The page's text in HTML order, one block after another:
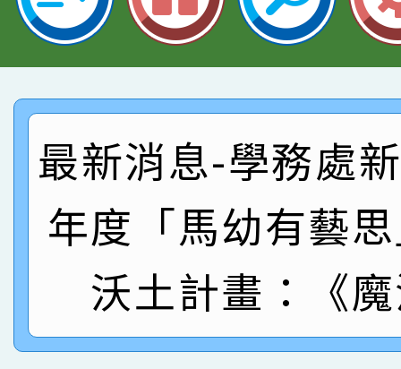
指導老師林老師
賽 劉文瑛教師榮獲教
臺灣台語-第二名
賀！本校參與2026世
市賽榮獲科學小創客佳
創客第三名。
賀！本校參加桃園市中
賽 洪綺君教師榮獲社
名
賀！本校阿巴斯O蜜、
倩參加桃園市科展 國
名 指導老師王老師、
賀！本校四年二班張O
園市英語競賽國小朗讀
指導老師林老師
賀！本校參加桃園市中
賽 劉文瑛教師榮獲教
臺灣台語-第二名
賀！本校參與2026世
市賽榮獲科學小創客佳
最新消息-學務處
年度「馬幼有藝
沃土計畫：《